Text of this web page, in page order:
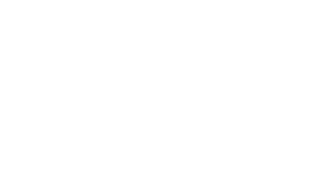
- Hrvatska kakvu svijet tek otkriva